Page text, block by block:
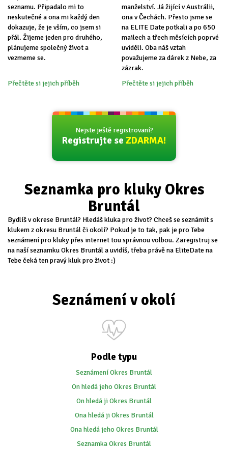
seznamu. Připadalo mi to
neskutečné a ona mi každý den
dokazuje, že je vším, co jsem si
přál. Žijeme jeden pro druhého,
plánujeme společný život a
vezmeme se.
Přečtěte si jejich příběh
manželství. Já žijící v Austrálii,
ona v Čechách. Přesto jsme se
na ELITE Date potkali a po 650
mailech a třech měsících poprvé
uviděli. Oba náš vztah
považujeme za dárek z Nebe, za
zázrak.
Přečtěte si jejich příběh
Nejste ještě registrovaní?
Registrujte se ZDARMA!
Seznamka pro kluky Okres
Bruntál
Bydlíš v okrese Bruntál? Hledáš kluka pro život? Chceš se seznámit s
klukem z okresu Bruntál či okolí? Pokud je to tak, pak je pro Tebe
seznámení pro kluky přes internet tou správnou volbou. Zaregistruj se
na naší seznamku Okres Bruntál a uvidíš, třeba právě na EliteDate na
Tebe čeká ten pravý kluk pro život :)
Seznámení v okolí
Podle typu
Seznámení Okres Bruntál
On hledá jeho Okres Bruntál
On hledá ji Okres Bruntál
Ona hledá ji Okres Bruntál
Ona hledá jeho Okres Bruntál
Seznamka Okres Bruntál